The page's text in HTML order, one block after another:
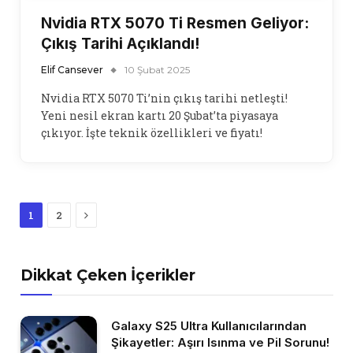
Nvidia RTX 5070 Ti Resmen Geliyor:
Çıkış Tarihi Açıklandı!
Elif Cansever 10 Şubat 2025
Nvidia RTX 5070 Ti’nin çıkış tarihi netleşti!
Yeni nesil ekran kartı 20 Şubat’ta piyasaya
çıkıyor. İşte teknik özellikleri ve fiyatı!
1 2 Next
Dikkat Çeken İçerikler
Galaxy S25 Ultra Kullanıcılarından
Şikayetler: Aşırı Isınma ve Pil Sorunu!